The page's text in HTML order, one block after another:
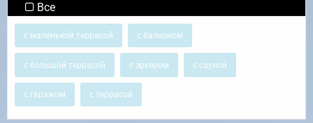
Все
с маленькой террасой с балконом
с большой террасой с эркером с сауной
с гаражом с террасой